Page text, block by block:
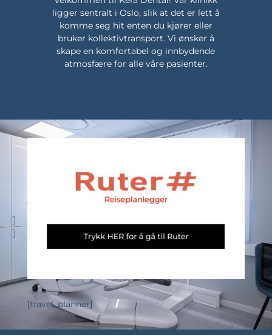
ligger sentralt i Oslo, slik at det er lett å
komme seg hit enten du kjører eller
bruker kollektivtransport. Vi ønsker å
skape en komfortabel og innbydende
atmosfære for alle våre pasienter.
[travel_planner]